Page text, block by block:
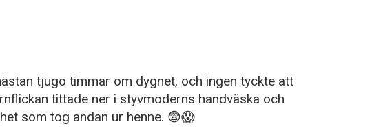
tjugo timmar om dygnet, och ingen tyckte att
tittade ner i styvmoderns handväska och
som tog andan ur henne. 😨😱